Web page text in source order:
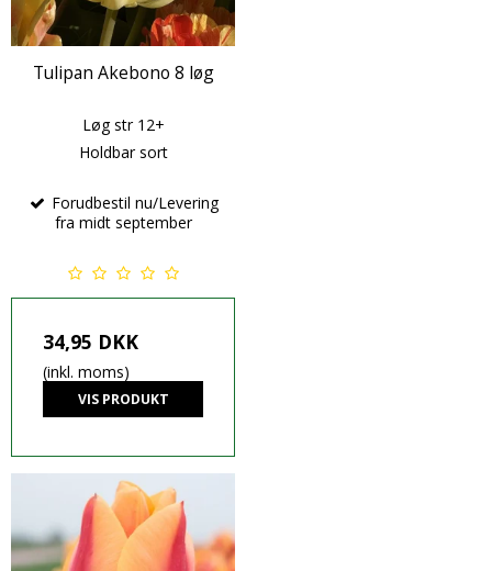
Tulipan Akebono 8 løg
Løg str 12+
Holdbar sort
Forudbestil nu/Levering
fra midt september
34,95 DKK
(inkl. moms)
VIS PRODUKT